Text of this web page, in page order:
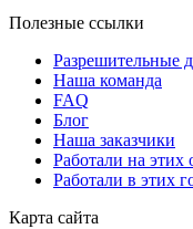
Полезные ссылки
Разрешительные
Наша команда
FAQ
Блог
Наша заказчики
Работали на этих
Работали в этих
Карта сайта